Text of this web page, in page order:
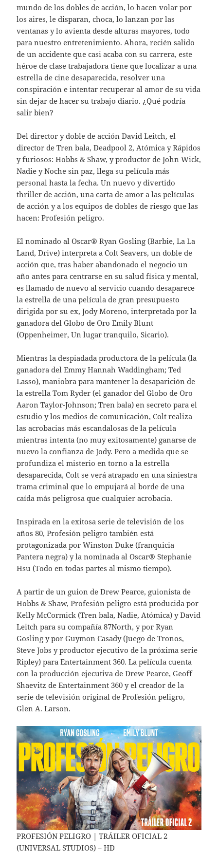
mundo de los dobles de acción, lo hacen volar por
los aires, le disparan, choca, lo lanzan por las
ventanas y lo avienta desde alturas mayores, todo
para nuestro entretenimiento. Ahora, recién salido
de un accidente que casi acaba con su carrera, este
héroe de clase trabajadora tiene que localizar a una
estrella de cine desaparecida, resolver una
conspiración e intentar recuperar al amor de su vida
sin dejar de hacer su trabajo diario. ¿Qué podría
salir bien?
Del director y doble de acción David Leitch, el
director de Tren bala, Deadpool 2, Atómica y Rápidos
y furiosos: Hobbs & Shaw, y productor de John Wick,
Nadie y Noche sin paz, llega su película más
personal hasta la fecha. Un nuevo y divertido
thriller de acción, una carta de amor a las películas
de acción y a los equipos de dobles de riesgo que las
hacen: Profesión peligro.
El nominado al Oscar® Ryan Gosling (Barbie, La La
Land, Drive) interpreta a Colt Seavers, un doble de
acción que, tras haber abandonado el negocio un
año antes para centrarse en su salud física y mental,
es llamado de nuevo al servicio cuando desaparece
la estrella de una película de gran presupuesto
dirigida por su ex, Jody Moreno, interpretada por la
ganadora del Globo de Oro Emily Blunt
(Oppenheimer, Un lugar tranquilo, Sicario).
Mientras la despiadada productora de la película (la
ganadora del Emmy Hannah Waddingham; Ted
Lasso), maniobra para mantener la desaparición de
la estrella Tom Ryder (el ganador del Globo de Oro
Aaron Taylor-Johnson; Tren bala) en secreto para el
estudio y los medios de comunicación, Colt realiza
las acrobacias más escandalosas de la película
mientras intenta (no muy exitosamente) ganarse de
nuevo la confianza de Jody. Pero a medida que se
profundiza el misterio en torno a la estrella
desaparecida, Colt se verá atrapado en una siniestra
trama criminal que lo empujará al borde de una
caída más peligrosa que cualquier acrobacia.
Inspirada en la exitosa serie de televisión de los
años 80, Profesión peligro también está
protagonizada por Winston Duke (franquicia
Pantera negra) y la nominada al Oscar® Stephanie
Hsu (Todo en todas partes al mismo tiempo).
A partir de un guion de Drew Pearce, guionista de
Hobbs & Shaw, Profesión peligro está producida por
Kelly McCormick (Tren bala, Nadie, Atómica) y David
Leitch para su compañía 87North, y por Ryan
Gosling y por Guymon Casady (Juego de Tronos,
Steve Jobs y productor ejecutivo de la próxima serie
Ripley) para Entertainment 360. La película cuenta
con la producción ejecutiva de Drew Pearce, Geoff
Shaevitz de Entertainment 360 y el creador de la
serie de televisión original de Profesión peligro,
Glen A. Larson.
PROFESIÓN PELIGRO | TRÁILER OFICIAL 2
(UNIVERSAL STUDIOS) – HD